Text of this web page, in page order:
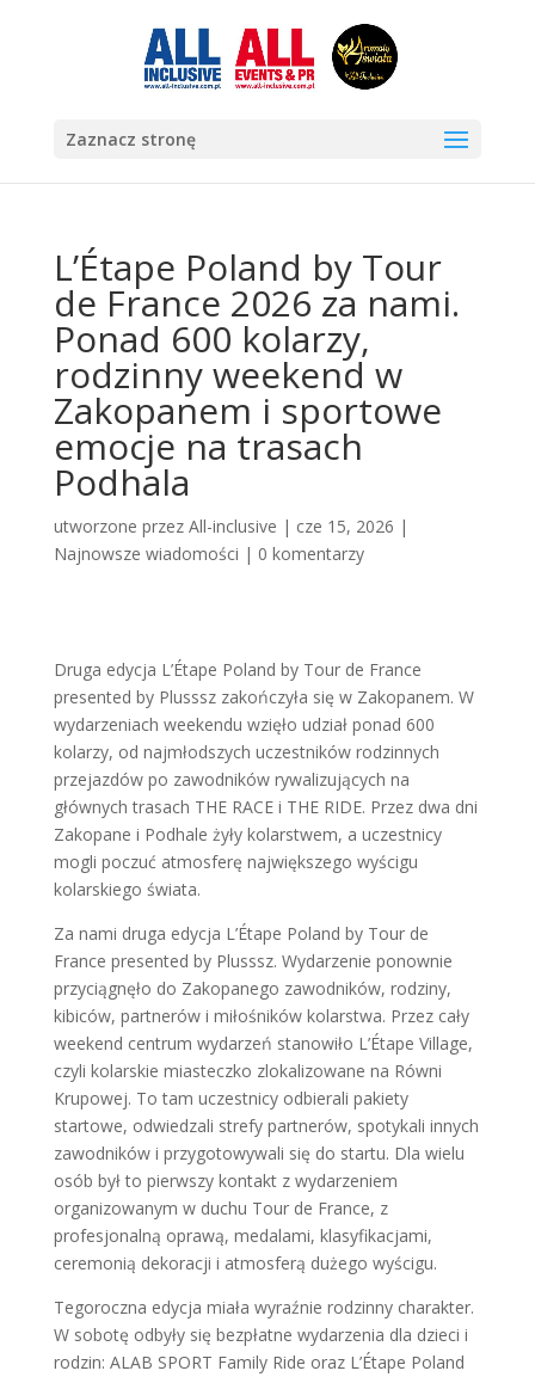
Zaznacz stronę
L’Étape Poland by Tour
de France 2026 za nami.
Ponad 600 kolarzy,
rodzinny weekend w
Zakopanem i sportowe
emocje na trasach
Podhala
utworzone przez All-inclusive | cze 15, 2026 |
Najnowsze wiadomości | 0 komentarzy
Druga edycja L’Étape Poland by Tour de France
presented by Plusssz zakończyła się w Zakopanem. W
wydarzeniach weekendu wzięło udział ponad 600
kolarzy, od najmłodszych uczestników rodzinnych
przejazdów po zawodników rywalizujących na
głównych trasach THE RACE i THE RIDE. Przez dwa dni
Zakopane i Podhale żyły kolarstwem, a uczestnicy
mogli poczuć atmosferę największego wyścigu
kolarskiego świata.
Za nami druga edycja L’Étape Poland by Tour de
France presented by Plusssz. Wydarzenie ponownie
przyciągnęło do Zakopanego zawodników, rodziny,
kibiców, partnerów i miłośników kolarstwa. Przez cały
weekend centrum wydarzeń stanowiło L’Étape Village,
czyli kolarskie miasteczko zlokalizowane na Równi
Krupowej. To tam uczestnicy odbierali pakiety
startowe, odwiedzali strefy partnerów, spotykali innych
zawodników i przygotowywali się do startu. Dla wielu
osób był to pierwszy kontakt z wydarzeniem
organizowanym w duchu Tour de France, z
profesjonalną oprawą, medalami, klasyfikacjami,
ceremonią dekoracji i atmosferą dużego wyścigu.
Tegoroczna edycja miała wyraźnie rodzinny charakter.
W sobotę odbyły się bezpłatne wydarzenia dla dzieci i
rodzin: ALAB SPORT Family Ride oraz L’Étape Poland